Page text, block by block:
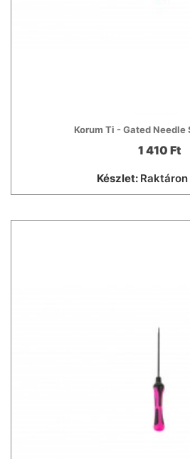
Korum Ti - Gated Needle
1 410 Ft
Készlet: Raktáron